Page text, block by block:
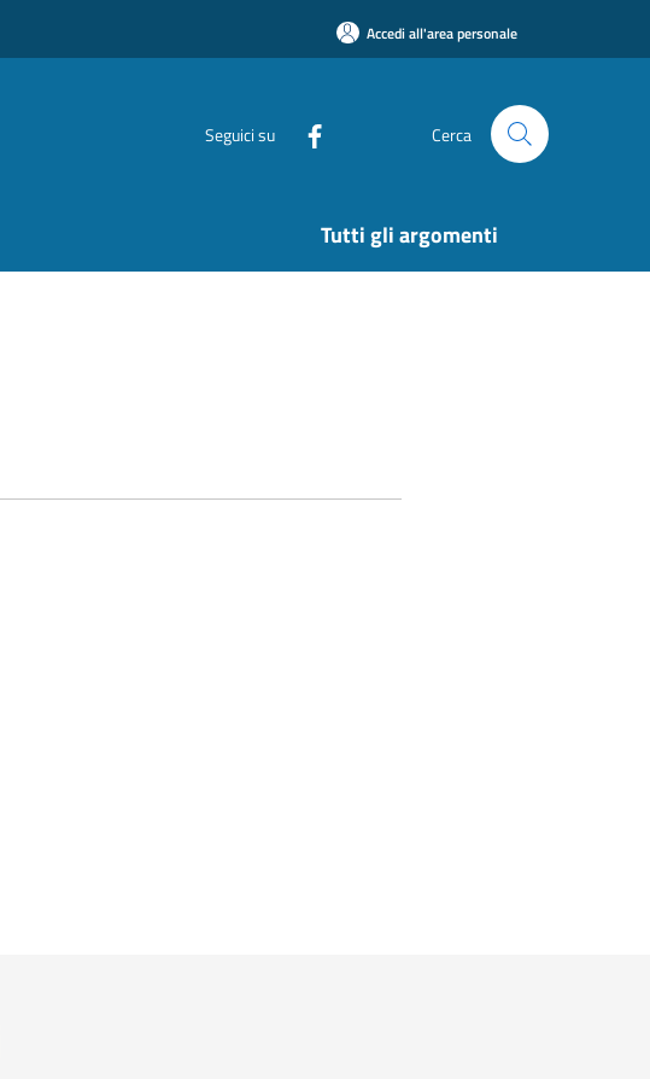
Accedi all'area personale
Seguici su Cerca
Tutti gli argomenti